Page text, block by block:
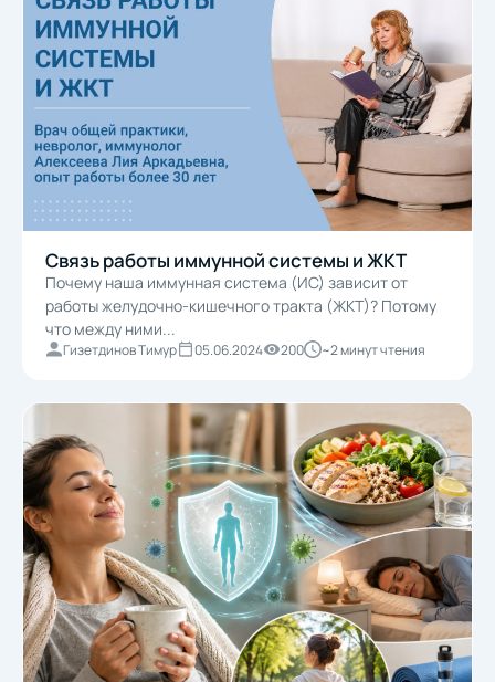
Связь работы иммунной системы и ЖКТ
Почему наша иммунная система (ИС) зависит от
работы желудочно-кишечного тракта (ЖКТ)? Потому
что между ними...
Гизетдинов Тимур 05.06.2024 200 ~2 минут чтения